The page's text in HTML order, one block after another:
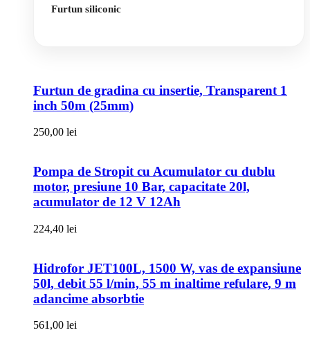
Furtun siliconic
Furtun de gradina cu insertie, Transparent 1
inch 50m (25mm)
250,00 lei
Pompa de Stropit cu Acumulator cu dublu
motor, presiune 10 Bar, capacitate 20l,
acumulator de 12 V 12Ah
224,40 lei
Hidrofor JET100L, 1500 W, vas de expansiune
50l, debit 55 l/min, 55 m inaltime refulare, 9 m
adancime absorbtie
561,00 lei